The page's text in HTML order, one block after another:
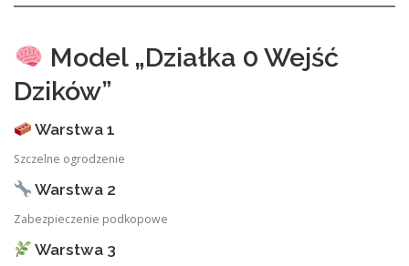
Model „Działka 0 Wejść
Dzików”
Warstwa 1
Szczelne ogrodzenie
Warstwa 2
Zabezpieczenie podkopowe
Warstwa 3